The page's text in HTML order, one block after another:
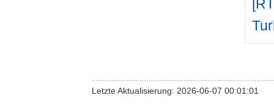
Letzte Aktualisierung: 2026-06-07 00:01:01